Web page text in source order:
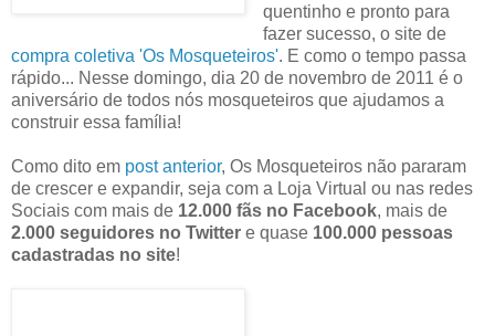
quentinho e pronto para
fazer sucesso, o site de
compra coletiva 'Os Mosqueteiros'. E como o tempo passa
rápido... Nesse domingo, dia 20 de novembro de 2011 é o
aniversário de todos nós mosqueteiros que ajudamos a
construir essa família!
Como dito em post anterior, Os Mosqueteiros não pararam
de crescer e expandir, seja com a Loja Virtual ou nas redes
Sociais com mais de 12.000 fãs no Facebook, mais de
2.000 seguidores no Twitter e quase 100.000 pessoas
cadastradas no site!